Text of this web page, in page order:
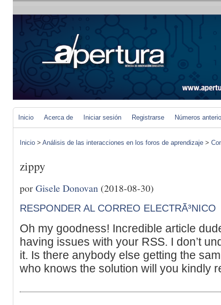
Inicio Acerca de Iniciar sesión Registrarse Números
Inicio > Análisis de las interacciones en los foros de aprendizaje >
zippy
porGisele Donovan (2018-08-30)
RESPONDER AL CORREO ELECTRÃ³NICO
Oh my goodness! Incredible article
having issues with your RSS. I don’t
it. Is there anybody else getting the
who knows the solution will you kindly